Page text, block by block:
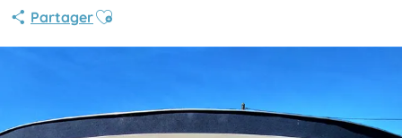
PartagerAjouter aux favoris